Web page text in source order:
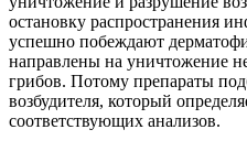
остановку распространения
успешно побеждают
направлены на уничтожение
грибов. Потому препараты
возбудителя, который
соответствующих анализов.